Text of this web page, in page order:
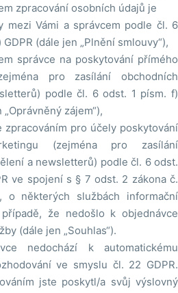
zpracování osobních údajů je
mezi Vámi a správcem podle čl. 6
(dále jen „Plnění smlouvy“),
správce na poskytování přímého
pro zasílání obchodních
podle čl. 6 odst. 1 písm. f)
„Oprávněný zájem“),
zpracováním pro účely poskytování
(zejména pro zasílání
a newsletterů) podle čl. 6 odst.
ve spojení s § 7 odst. 2 zákona č.
o některých službách informační
že nedošlo k objednávce
(dále jen „Souhlas“).
nedochází k automatickému
ve smyslu čl. 22 GDPR.
jste poskytl/a svůj výslovný